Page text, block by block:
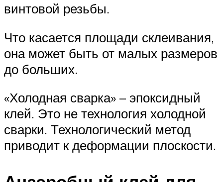
винтовой резьбы.
Что касается площади склеивания,
она может быть от малых размеров
до больших.
«Холодная сварка» – эпоксидный
клей. Это не технология холодной
сварки. Технологический метод
приводит к деформации плоскости.